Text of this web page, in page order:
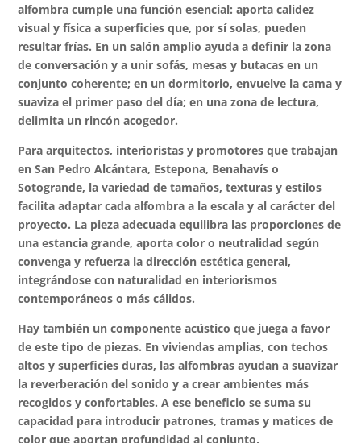
alfombra cumple una función esencial: aporta calidez
visual y física a superficies que, por sí solas, pueden
resultar frías. En un salón amplio ayuda a definir la zona
de conversación y a unir sofás, mesas y butacas en un
conjunto coherente; en un dormitorio, envuelve la cama y
suaviza el primer paso del día; en una zona de lectura,
delimita un rincón acogedor.
Para arquitectos, interioristas y promotores que trabajan
en San Pedro Alcántara, Estepona, Benahavís o
Sotogrande, la variedad de tamaños, texturas y estilos
facilita adaptar cada alfombra a la escala y al carácter del
proyecto. La pieza adecuada equilibra las proporciones de
una estancia grande, aporta color o neutralidad según
convenga y refuerza la dirección estética general,
integrándose con naturalidad en interiorismos
contemporáneos o más cálidos.
Hay también un componente acústico que juega a favor
de este tipo de piezas. En viviendas amplias, con techos
altos y superficies duras, las alfombras ayudan a suavizar
la reverberación del sonido y a crear ambientes más
recogidos y confortables. A ese beneficio se suma su
capacidad para introducir patrones, tramas y matices de
color que aportan profundidad al conjunto,